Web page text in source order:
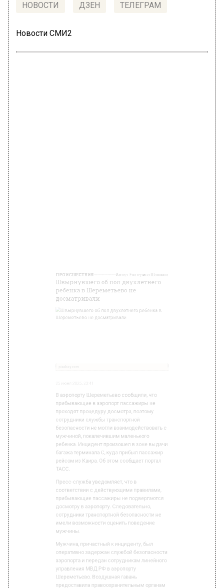
НОВОСТИ ДЗЕН ТЕЛЕГРАМ
Новости СМИ2
25 июня 2025, 23:41
В аэропорту Шереметьево сообщили, что
прибывающие в аэропорт пассажиры не
багажа терминала С, куда прибыл пассажир
рейсом из Каира. Об этом сообщает портал
Пресс-служба уведомляет, что в
соответствии с действующими правилами,
прибывающие пассажиры не подвергаются
досмотру в аэропорту. Следовательно,
сотрудники транспортной безопасности не
имели возможности оценить поведение
мужчины.
Мужчина, причастный к инциденту, был
оперативно задержан службой безопасности
аэропорта и передан сотрудникам линейного
управления МВД РФ в аэропорту